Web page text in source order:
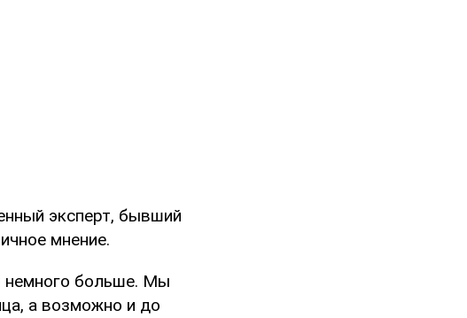
эксперт, бывший
мнение.
немного больше. Мы
а возможно и до